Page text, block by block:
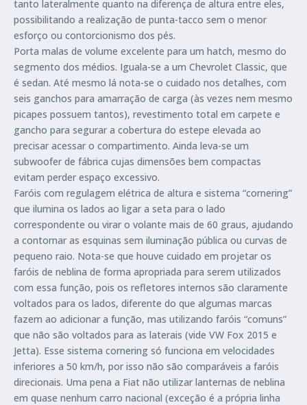
tanto lateralmente quanto na diferença de altura entre eles,
possibilitando a realização de punta-tacco sem o menor
esforço ou contorcionismo dos pés.
Porta malas de volume excelente para um hatch, mesmo do
segmento dos médios. Iguala-se a um Chevrolet Classic, que
é sedan. Até mesmo lá nota-se o cuidado nos detalhes, com
seis ganchos para amarração de carga (às vezes nem mesmo
picapes possuem tantos), revestimento total em carpete e
gancho para segurar a cobertura do estepe elevada ao
precisar acessar o compartimento. Ainda leva-se um
subwoofer de fábrica cujas dimensões bem compactas
evitam perder espaço excessivo.
Faróis com regulagem elétrica de altura e sistema “cornering”
que ilumina os lados ao ligar a seta para o lado
correspondente ou virar o volante mais de 60 graus, ajudando
a contornar as esquinas sem iluminação pública ou curvas de
pequeno raio. Nota-se que houve cuidado em projetar os
faróis de neblina de forma apropriada para serem utilizados
com essa função, pois os refletores internos são claramente
voltados para os lados, diferente do que algumas marcas
fazem ao adicionar a função, mas utilizando faróis “comuns”
que não são voltados para as laterais (vide VW Fox 2015 e
Jetta). Esse sistema cornering só funciona em velocidades
inferiores a 50 km/h, por isso não são comparáveis a faróis
direcionais. Uma pena a Fiat não utilizar lanternas de neblina
em quase nenhum carro nacional (exceção é a própria linha